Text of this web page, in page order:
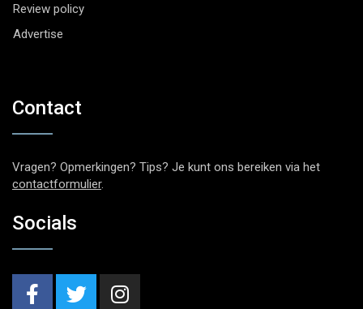
Review policy
Advertise
Contact
Vragen? Opmerkingen? Tips? Je kunt ons bereiken via het
contactformulier.
Socials